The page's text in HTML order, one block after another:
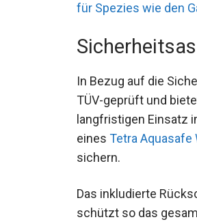
für Spezies wie den
In Bezug auf die
TÜV-geprüft und
langfristigen Einsatz
eines Tetra
sichern.
Das inkludierte
schützt so das